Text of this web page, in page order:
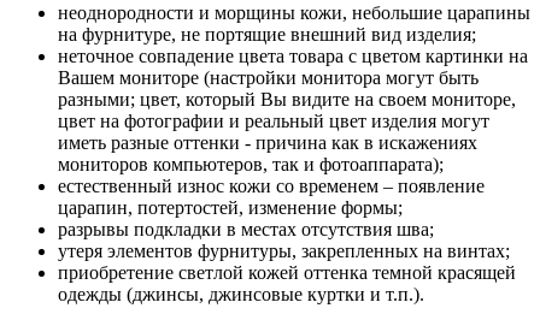
неоднородности и морщины кожи, небольшие царапины
на фурнитуре, не портящие внешний вид изделия;
неточное совпадение цвета товара с цветом картинки на
Вашем мониторе (настройки монитора могут быть
разными; цвет, который Вы видите на своем мониторе,
цвет на фотографии и реальный цвет изделия могут
иметь разные оттенки - причина как в искажениях
мониторов компьютеров, так и фотоаппарата);
естественный износ кожи со временем – появление
царапин, потертостей, изменение формы;
разрывы подкладки в местах отсутствия шва;
утеря элементов фурнитуры, закрепленных на винтах;
приобретение светлой кожей оттенка темной красящей
одежды (джинсы, джинсовые куртки и т.п.).